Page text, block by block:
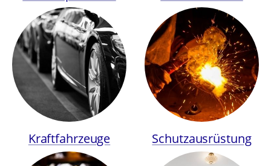
Kraftfahrzeuge Schutzausrüstung